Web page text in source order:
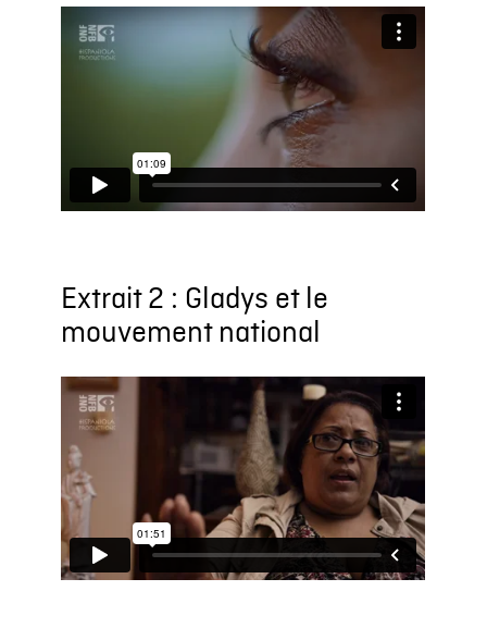
Extrait 2 : Gladys et le
mouvement national